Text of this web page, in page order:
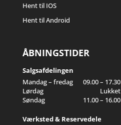
Hent til IOS
Hent til Android
ÅBNINGSTIDER
Salgsafdelingen
Mandag – fredag
09.00 – 17.30
Lørdag
Lukket
Søndag
11.00 – 16.00
Værksted & Reservedele